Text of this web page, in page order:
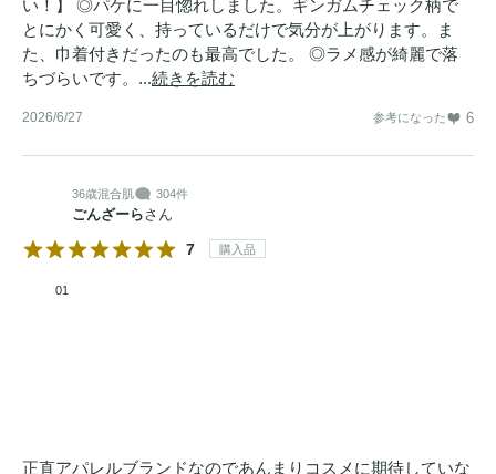
い！】 ◎パケに一目惚れしました。ギンガムチェック柄で
とにかく可愛く、持っているだけで気分が上がります。ま
た、巾着付きだったのも最高でした。 ◎ラメ感が綺麗で落
ちづらいです。...続きを読む
2026/6/27 参考になった 6
36歳混合肌 304件
ごんざーらさん
7 購入品
01
正直アパレルブランドなのであんまりコスメに期待していな